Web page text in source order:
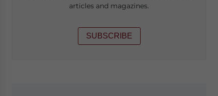
articles and magazines.
SUBSCRIBE